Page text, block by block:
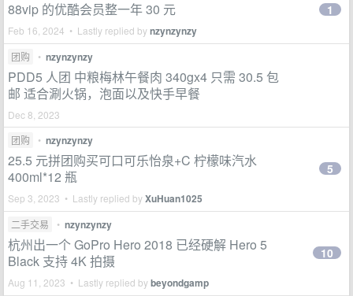
88vip 的优酷会员整一年 30 元
Feb 16, 2024 • Lastly replied bynzynzynzy
1
团购 • nzynzynzy
PDD5 人团 中粮梅林午餐肉 340gx4 只需 30.5 包
邮 适合涮火锅，泡面以及快手早餐
Dec 8, 2023
团购
• nzynzynzy
25.5 元拼团购买可口可乐怡泉+C 柠檬味汽水
400ml*12 瓶
Sep 3, 2023 • Lastly replied byXuHuan1025
5
二手交易 • nzynzynzy
杭州出一个 GoPro Hero 2018 已经硬解 Hero 5
Black 支持 4K 拍摄
Aug 11, 2023 • Lastly replied bybeyondgamp
10